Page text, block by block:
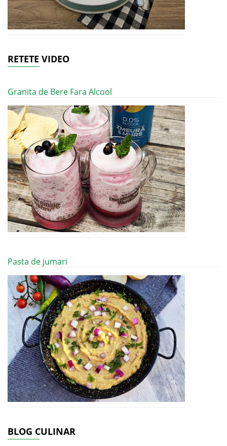
RETETE VIDEO
Granita de Bere Fara Alcool
Pasta de jumari
BLOG CULINAR